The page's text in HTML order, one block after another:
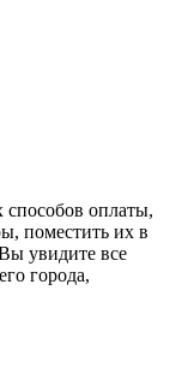
способов оплаты,
поместить их в
увидите все
города,